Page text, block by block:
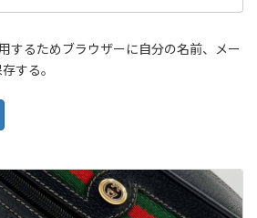
するためブラウザーに自分の名前、メー
する。